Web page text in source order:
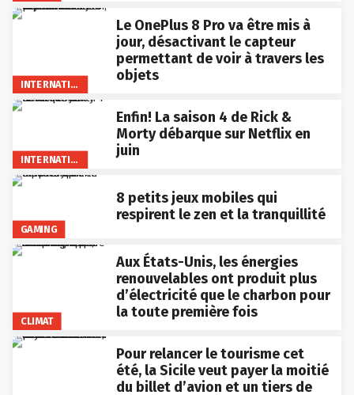
INTERNATIONAL
Le OnePlus 8 Pro va être mis à
jour, désactivant le capteur
permettant de voir à travers les
objets
INTERNATIONAL
Enfin! La saison 4 de Rick &
Morty débarque sur Netflix en
juin
GAMING
8 petits jeux mobiles qui
respirent le zen et la tranquillité
CLIMAT
Aux États-Unis, les énergies
renouvelables ont produit plus
d’électricité que le charbon pour
la toute première fois
Pour relancer le tourisme cet
été, la Sicile veut payer la moitié
du billet d’avion et un tiers de